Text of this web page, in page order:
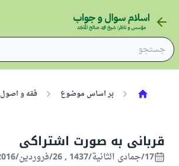
بر اساس موضوع فقه و اصول
قربانی به صورت اشتراکی
17/جمادى الثانية/1437 , 26/فروردین/2016